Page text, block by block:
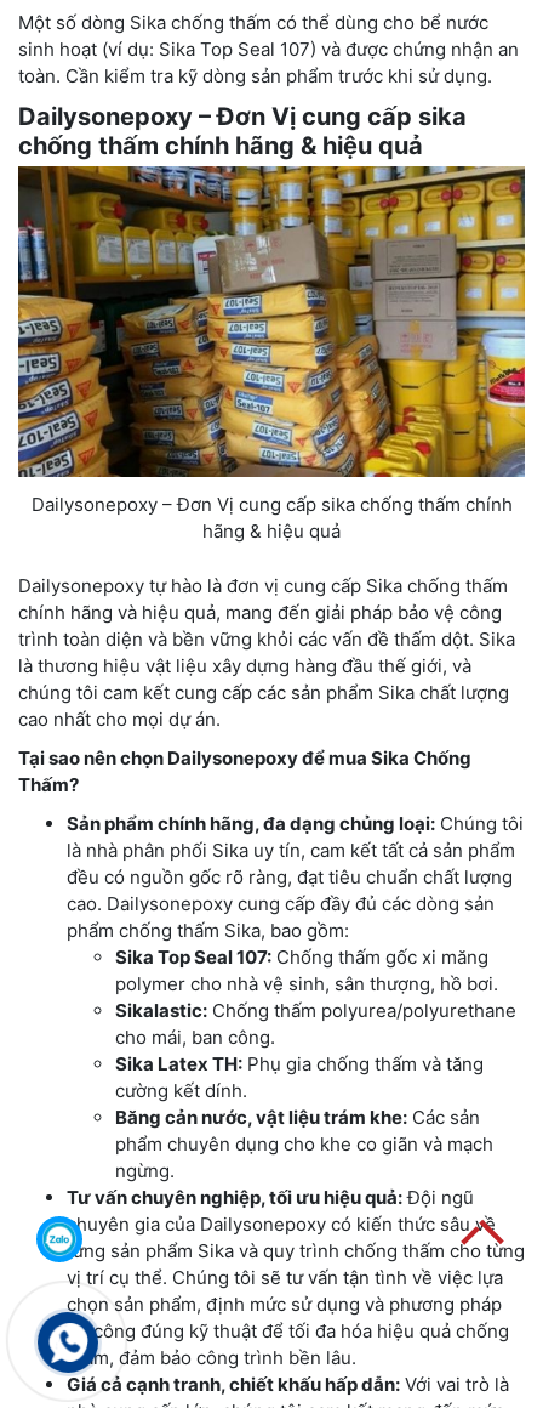
Một số dòng Sika chống thấm có thể dùng cho bể nước
sinh hoạt (ví dụ: Sika Top Seal 107) và được chứng nhận an
toàn. Cần kiểm tra kỹ dòng sản phẩm trước khi sử dụng.
Dailysonepoxy – Đơn Vị cung cấp sika
chống thấm chính hãng & hiệu quả
Dailysonepoxy – Đơn Vị cung cấp sika chống thấm chính
hãng & hiệu quả
Dailysonepoxy tự hào là đơn vị cung cấp Sika chống thấm
chính hãng và hiệu quả, mang đến giải pháp bảo vệ công
trình toàn diện và bền vững khỏi các vấn đề thấm dột. Sika
là thương hiệu vật liệu xây dựng hàng đầu thế giới, và
chúng tôi cam kết cung cấp các sản phẩm Sika chất lượng
cao nhất cho mọi dự án.
Tại sao nên chọn Dailysonepoxy để mua Sika Chống
Thấm?
Sản phẩm chính hãng, đa dạng chủng loại: Chúng tôi
là nhà phân phối Sika uy tín, cam kết tất cả sản phẩm
đều có nguồn gốc rõ ràng, đạt tiêu chuẩn chất lượng
cao. Dailysonepoxy cung cấp đầy đủ các dòng sản
phẩm chống thấm Sika, bao gồm:
Sika Top Seal 107: Chống thấm gốc xi măng
polymer cho nhà vệ sinh, sân thượng, hồ bơi.
Sikalastic: Chống thấm polyurea/polyurethane
cho mái, ban công.
Sika Latex TH: Phụ gia chống thấm và tăng
cường kết dính.
Băng cản nước, vật liệu trám khe: Các sản
phẩm chuyên dụng cho khe co giãn và mạch
ngừng.
Tư vấn chuyên nghiệp, tối ưu hiệu quả:Đội ngũ
chuyên gia của Dailysonepoxy có kiến thức sâu về
từng sản phẩm Sika và quy trình chống thấm cho từng
vị trí cụ thể. Chúng tôi sẽ tư vấn tận tình về việc lựa
chọn sản phẩm, định mức sử dụng và phương pháp
thi công đúng kỹ thuật để tối đa hóa hiệu quả chống
thấm, đảm bảo công trình bền lâu.
Giá cả cạnh tranh, chiết khấu hấp dẫn: Với vai trò là